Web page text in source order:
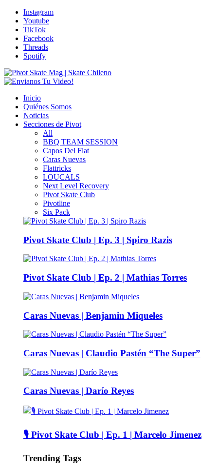
Instagram
Youtube
TikTok
Facebook
Threads
Spotify
Inicio
Quiénes Somos
Noticias
Secciones de Pivot
All
BBQ TEAM SESSION
Capos Del Flat
Caras Nuevas
Flattricks
LOUCALS
Next Level Recovery
Pivot Skate Club
Pivotline
Six Pack
Pivot Skate Club | Ep. 3 | Spiro Razis
Pivot Skate Club | Ep. 2 | Mathias Torres
Caras Nuevas | Benjamin Miqueles
Caras Nuevas | Claudio Pastén “The Super”
Caras Nuevas | Darío Reyes
🎙️ Pivot Skate Club | Ep. 1 | Marcelo Jimenez
Trending Tags